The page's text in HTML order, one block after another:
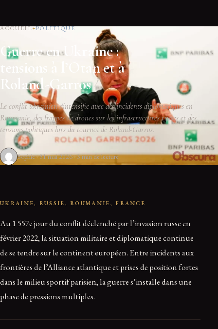
ACCUEIL POLITIQUE
Guerre en Ukraine :
tensions à l’Otan et à
Roland-Garros
Le conflit ukrainien s'intensifie avec des incidents diplomatiques en
Roumanie, des frappes de drones sur les infrastructures russes et des
tensions politiques lors du tournoi de Roland-Garros.
Sophie 31 mai 2026 3 min de lecture
UKRAINE, RUSSIE, ROUMANIE, FRANCE
Au 1 557e jour du conflit déclenché par l’invasion russe en
février 2022, la situation militaire et diplomatique continue
de se tendre sur le continent européen. Entre incidents aux
frontières de l’Alliance atlantique et prises de position fortes
dans le milieu sportif parisien, la guerre s’installe dans une
phase de pressions multiples.